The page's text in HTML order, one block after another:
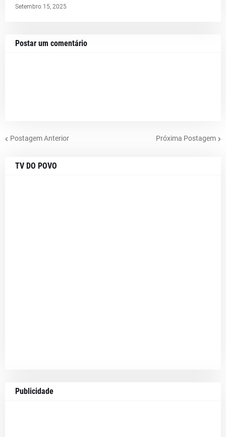
Setembro 15, 2025
Postar um comentário
Postagem Anterior Próxima Postagem
TV DO POVO
Publicidade